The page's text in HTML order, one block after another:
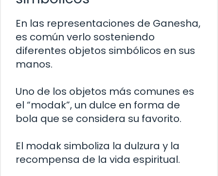
En las representaciones de Ganesha,
es común verlo sosteniendo
diferentes objetos simbólicos en sus
manos.
Uno de los objetos más comunes es
el “modak”, un dulce en forma de
bola que se considera su favorito.
El modak simboliza la dulzura y la
recompensa de la vida espiritual.